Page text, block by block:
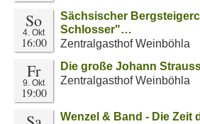
So
4. Okt
16:00
Sächsischer
Schlosser"…
Zentralgasthof Weinböhla
Fr
9. Okt
19:00
Die große Johann
Zentralgasthof Weinböhla
Wenzel & Band - Die Zeit